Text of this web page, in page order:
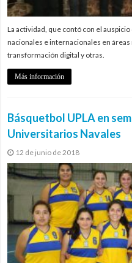
La actividad, que contó con el
nacionales e internacionales en
transformación digital y otras.
Más información
Básquetbol UPLA en
Universitarios Navales
12 de junio de 2018